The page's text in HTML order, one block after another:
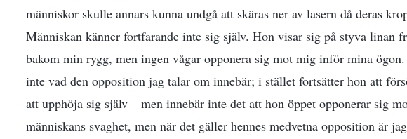
människor skulle annars kunna undgå att skäras ner av lasern då deras
Människan känner fortfarande inte sig själv. Hon visar sig på styva linan
bakom min rygg, men ingen vågar opponera sig mot mig inför mina
inte vad den opposition jag talar om innebär; i stället fortsätter hon att
att upphöja sig själv – men innebär inte det att hon öppet opponerar sig
människans svaghet, men när det gäller hennes medvetna opposition är